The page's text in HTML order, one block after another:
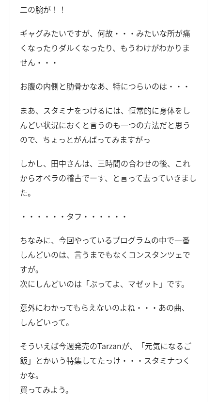
二の腕が！！
ギャグみたいですが、何故・・・みたいな所が痛
くなったりダルくなったり、もうわけがわかりま
せん・・・
お腹の内側と肋骨かなあ、特につらいのは・・・
まあ、スタミナをつけるには、恒常的に身体をし
んどい状況におくと言うのも一つの方法だと思う
ので、ちょっとがんばってみますがっ
しかし、田中さんは、三時間の合わせの後、これ
からオペラの稽古でーす、と言って去っていきまし
た。
・・・・・・タフ・・・・・・
ちなみに、今回やっているプログラムの中で一番
しんどいのは、言うまでもなくコンスタンツェで
すが。
次にしんどいのは「ぶってよ、マゼット」です。
意外にわかってもらえないのよね・・・あの曲、
しんどいって。
そういえば今週発売のTarzanが、「元気になるご
飯」とかいう特集してたっけ・・・スタミナつく
かな。
買ってみよう。